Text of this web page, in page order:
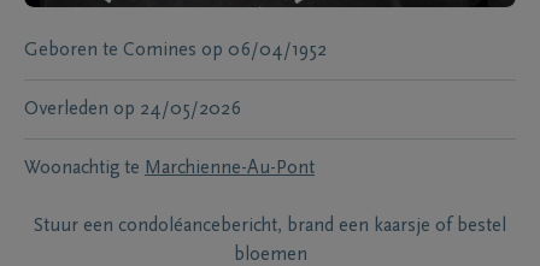
Geboren te Comines op 06/04/1952
Overleden op 24/05/2026
Woonachtig te Marchienne-Au-Pont
Stuur een condoléancebericht, brand een kaarsje of bestel
bloemen